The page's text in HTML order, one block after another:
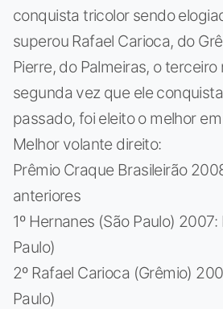
conquista tricolor sendo
superou Rafael Carioca, do
Pierre, do Palmeiras, o terceiro
segunda vez que ele
passado, foi eleito o melhor
Melhor volante direito:
Prêmio Craque Brasileirão
anteriores
1º Hernanes (São Paulo)
Paulo)
2º Rafael Carioca (Grêmio)
Paulo)